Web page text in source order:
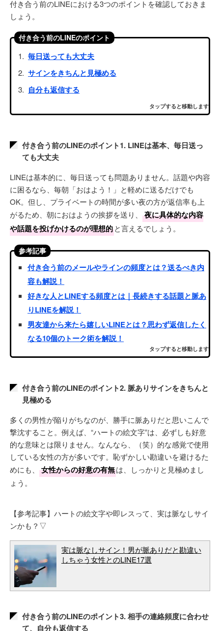
付き合う前のLINEにおける3つのポイントを確認しておきま
しょう。
付き合う前のLINEのポイント
毎日送っても大丈夫
サインをきちんと見極める
自分も返信する
タップすると移動します
付き合う前のLINEのポイント1. LINEは基本、毎日送っ
ても大丈夫
LINEは基本的に、毎日送っても問題ありません。話題や内容
に困るなら、毎朝「おはよう！」と軽めに送るだけでも
OK。但し、プライベートの時間が多い夜の方が返信率も上
がるため、朝におはようの挨拶を送り、
夜に具体的な内容
や話題を投げかけるのが理想的と言えるでしょう。
参考記事
付き合う前のメールやラインの頻度とは？送るべき内
容も解説！
好きな人とLINEする頻度とは｜長続きする話題と脈あ
りLINEを解説！
男友達から来たら嬉しいLINEとは？思わず返信したく
なる10個のトーク術を解説！
タップすると移動します
付き合う前のLINEのポイント2. 脈ありサインをきちんと
見極める
多くの男性が陥りがちなのが、勝手に脈ありだと思いこんで
撃沈すること。例えば、“ハートの絵文字”は、必ずしも好意
的な意味とは限りません。なんなら、（笑）的な感覚で使用
している女性の方が多いです。恥ずかしい勘違いを避けるた
めにも、
女性からの好意の有無は、しっかりと見極めまし
ょう。
【参考記事】ハートの絵文字や即レスって、実は脈なしサイ
ンかも？▽
実は脈なしサイン！男が脈ありだと勘違い
しちゃう女性とのLINE17選
付き合う前のLINEのポイント3. 相手の連絡頻度に合わせ
て、自分も返信する